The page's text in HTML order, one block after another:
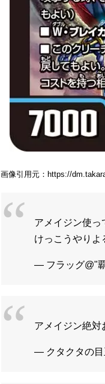
画像引用元：https://
アメイジン使っ
けっこうやりよ
— フラッグ@"
アメイジン絶対
— クタクタの目